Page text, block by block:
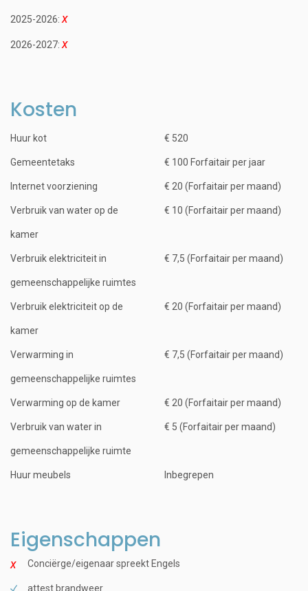
2025-2026:
2026-2027:
Kosten
Huur kot € 520
Gemeentetaks € 100 Forfaitair per jaar
Internet voorziening € 20 (Forfaitair per maand)
Verbruik van water op de
kamer
€ 10 (Forfaitair per maand)
Verbruik elektriciteit in
gemeenschappelijke ruimtes
€ 7,5 (Forfaitair per maand)
Verbruik elektriciteit op de
kamer
€ 20 (Forfaitair per maand)
Verwarming in
gemeenschappelijke ruimtes
€ 7,5 (Forfaitair per maand)
Verwarming op de kamer € 20 (Forfaitair per maand)
Verbruik van water in
gemeenschappelijke ruimte
€ 5 (Forfaitair per maand)
Huur meubels Inbegrepen
Eigenschappen
Conciërge/eigenaar spreekt Engels
attest brandweer